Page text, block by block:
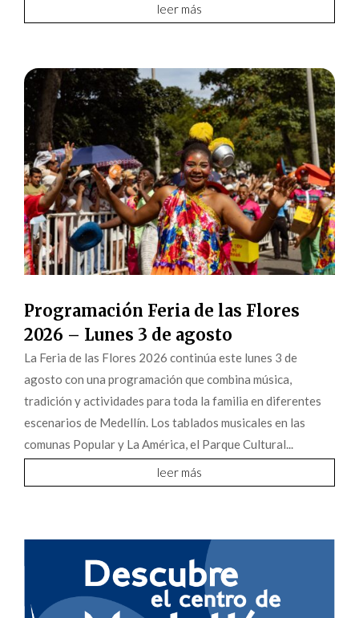
leer más
Programación Feria de las Flores
2026 – Lunes 3 de agosto
La Feria de las Flores 2026 continúa este lunes 3 de
agosto con una programación que combina música,
tradición y actividades para toda la familia en diferentes
escenarios de Medellín. Los tablados musicales en las
comunas Popular y La América, el Parque Cultural...
leer más